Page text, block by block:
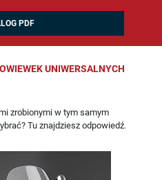
PDF
UNIWERSALNYCH
zrobionymi w tym samym
Tu znajdziesz odpowiedź.